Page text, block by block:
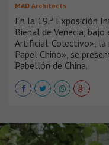
MAD Architects
En la 19.ª Exposición
Bienal de Venecia,
Artificial. Colectivo», la
Papel Chino», se
Pabellón de China.